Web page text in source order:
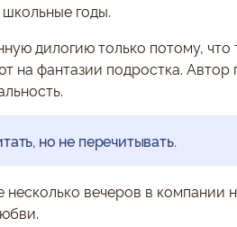
годы.
дилогию только потому,
на фантазии подростка. Автор
но не перечитывать.
несколько вечеров в